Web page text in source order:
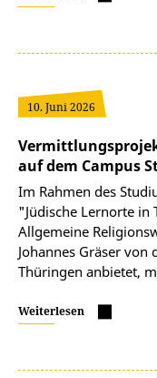
10. Juni 2026
auf dem Campus
Im Rahmen des
"Jüdische Lernorte
Allgemeine
Johannes Gräser von
Thüringen anbietet,
Weiterlesen